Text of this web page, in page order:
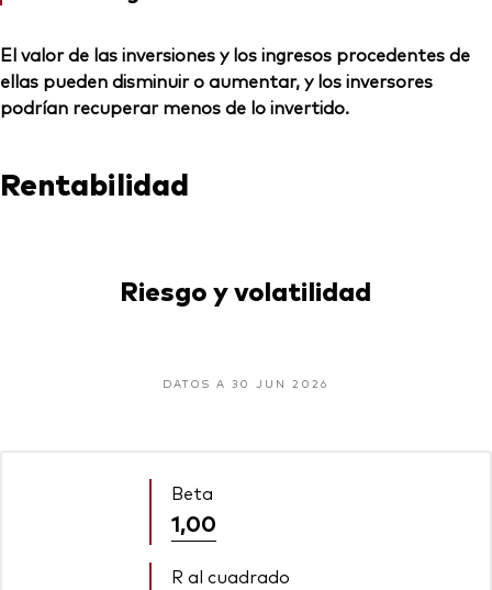
El valor de las inversiones y los ingresos procedentes de
ellas pueden disminuir o aumentar, y los inversores
podrían recuperar menos de lo invertido.
Rentabilidad
Riesgo y volatilidad
DATOS A 30 JUN 2026
Beta
1,00
R al cuadrado